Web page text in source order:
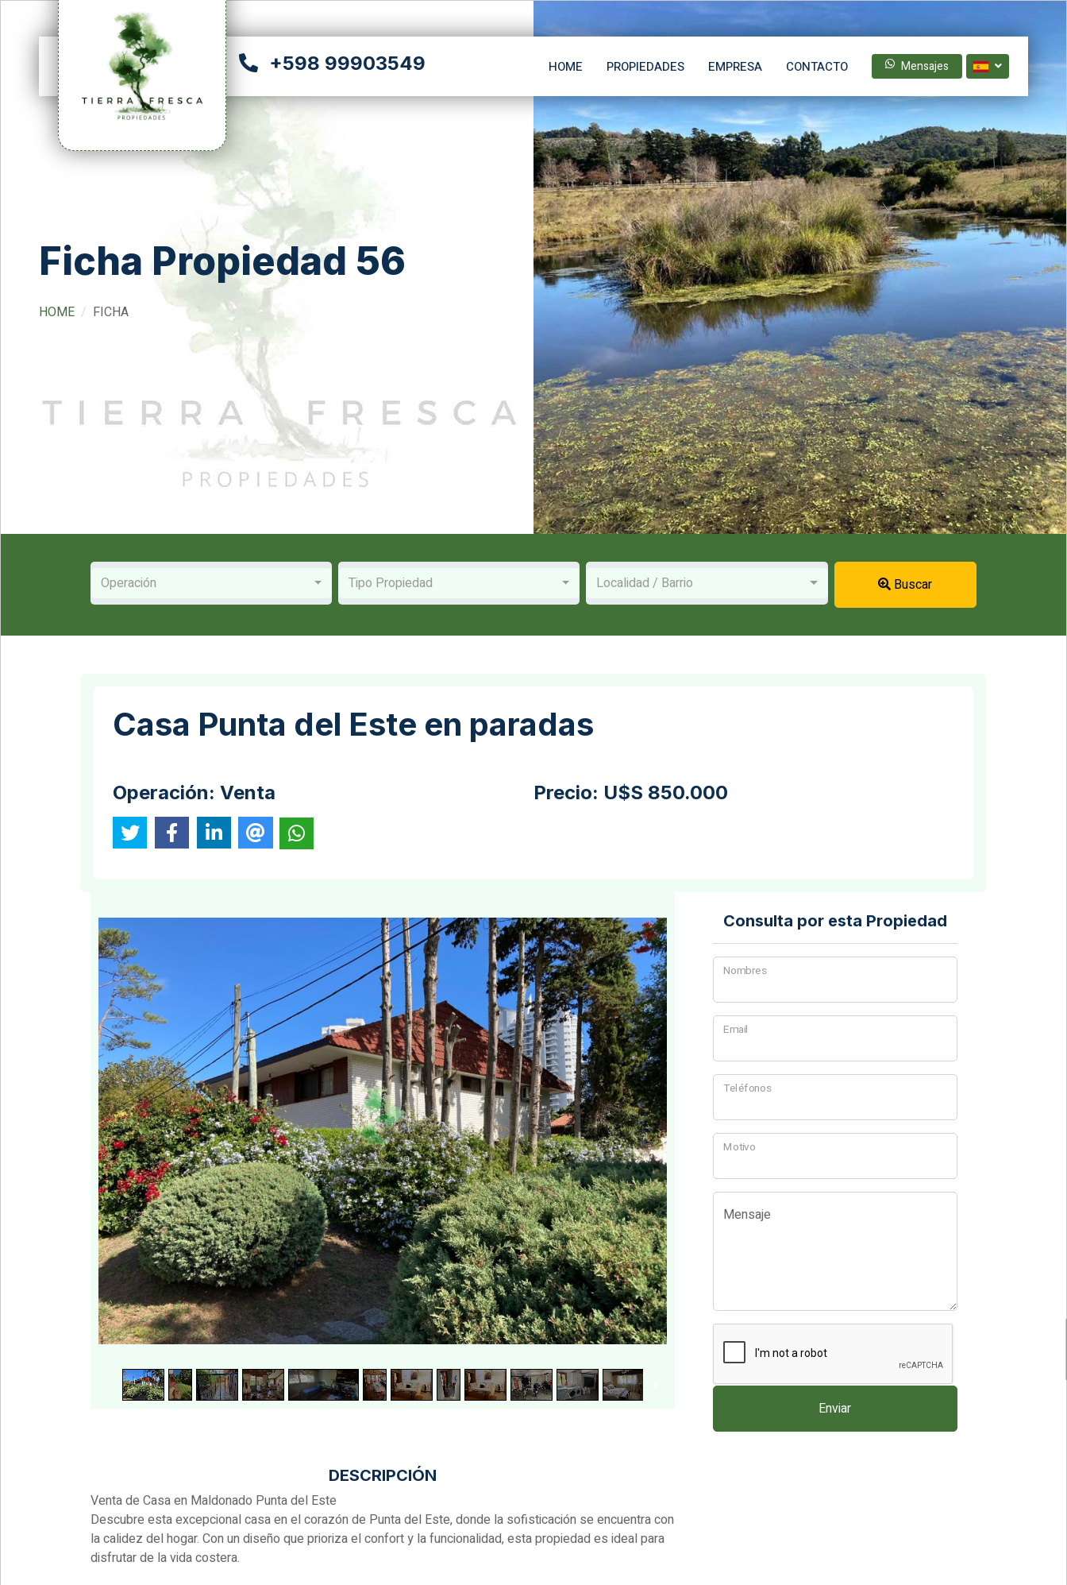
+598 99903549 HOME PROPIEDADES EMPRESA CONTACTO Mensajes
Ficha Propiedad 56
HOME FICHA
Operación Tipo Propiedad Localidad / Barrio Buscar
Casa Punta del Este en paradas
Operación: Venta Precio: U$S 850.000
DESCRIPCIÓN
Venta de Casa en Maldonado Punta del Este
Descubre esta excepcional casa en el corazón de Punta del Este, donde la sofisticación se encuentra con
la calidez del hogar. Con un diseño que prioriza el confort y la funcionalidad, esta propiedad es ideal para
disfrutar de la vida costera.
Consulta por esta Propiedad
Nombres
Email
Teléfonos
Motivo
Mensaje
Enviar